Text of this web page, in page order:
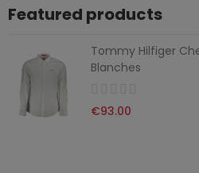
Featured products
Tommy Hilfiger
Blanches
€93.00